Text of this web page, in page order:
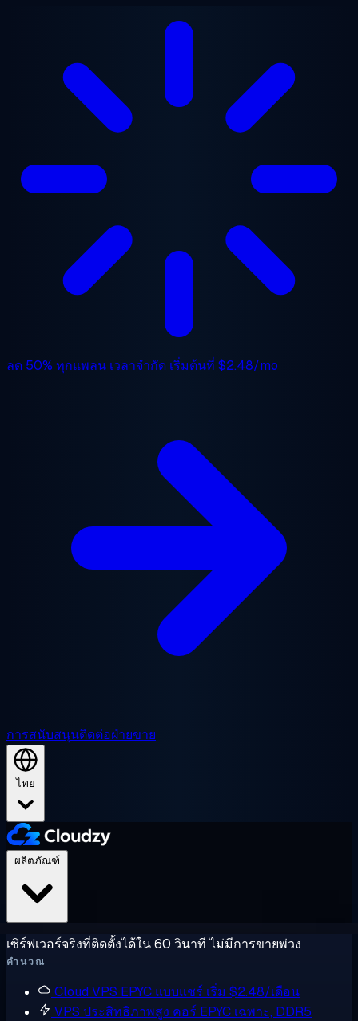
ลด 50% ทุกแพลน เวลาจำกัด เริ่มต้นที่ $2.48/mo
การสนับสนุนติดต่อฝ่ายขาย
ไทย
เซิร์ฟเวอร์จริงที่ติดตั้งได้ใน 60 วินาที ไม่มีการขายพ่วง
คำนวณ
Cloud VPS EPYC แบบแชร์ เริ่ม $2.48/เดือน
VPS ประสิทธิภาพสูง คอร์ EPYC เฉพาะ, DDR5